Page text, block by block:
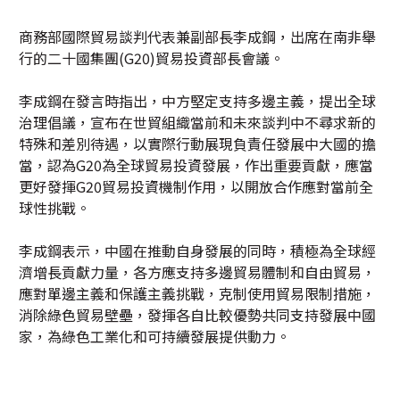
商務部國際貿易談判代表兼副部長李成鋼，出席在南非舉
行的二十國集團(G20)貿易投資部長會議。
李成鋼在發言時指出，中方堅定支持多邊主義，提出全球
治理倡議，宣布在世貿組織當前和未來談判中不尋求新的
特殊和差別待遇，以實際行動展現負責任發展中大國的擔
當，認為G20為全球貿易投資發展，作出重要貢獻，應當
更好發揮G20貿易投資機制作用，以開放合作應對當前全
球性挑戰。
李成鋼表示，中國在推動自身發展的同時，積極為全球經
濟增長貢獻力量，各方應支持多邊貿易體制和自由貿易，
應對單邊主義和保護主義挑戰，克制使用貿易限制措施，
消除綠色貿易壁壘，發揮各自比較優勢共同支持發展中國
家，為綠色工業化和可持續發展提供動力。